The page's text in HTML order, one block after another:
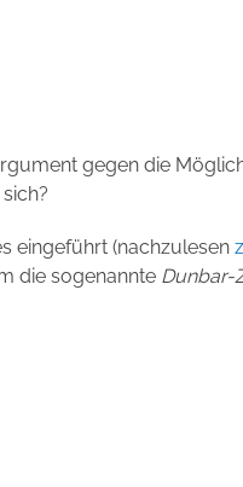
gegen die
eingeführt (nachzulesen
die sogenannte Dunbar-